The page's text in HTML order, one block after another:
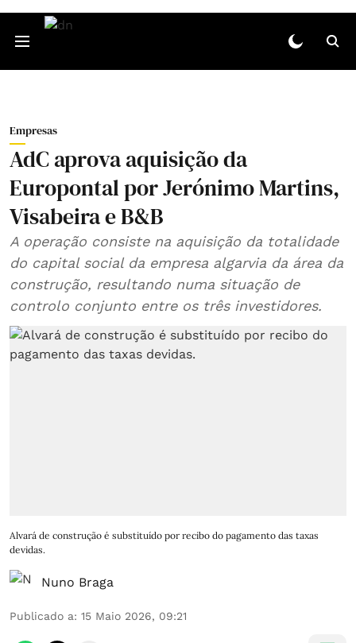
Empresas
AdC aprova aquisição da
Europontal por Jerónimo Martins,
Visabeira e B&B
A operação consiste na aquisição da totalidade
do capital social da empresa algarvia da área da
construção, resultando numa situação de
controlo conjunto entre os três investidores.
Alvará de construção é substituído por recibo do pagamento das taxas
devidas.
Nuno Braga
Publicado a: 15 Maio 2026, 09:21